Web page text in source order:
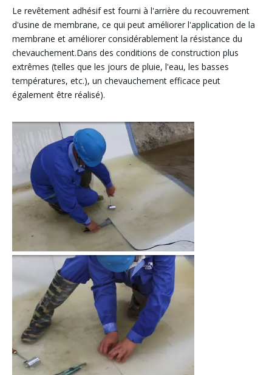
Le revêtement adhésif est fourni à l'arrière du recouvrement
d'usine de membrane, ce qui peut améliorer l'application de la
membrane et améliorer considérablement la résistance du
chevauchement.Dans des conditions de construction plus
extrêmes (telles que les jours de pluie, l'eau, les basses
températures, etc.), un chevauchement efficace peut
également être réalisé).